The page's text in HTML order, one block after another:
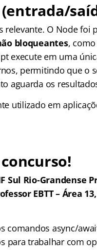
relevante. O Node foi
bloqueantes, como
execute em uma
permitindo que o
aguarda os
utilizado em
Sul Rio-Grandense
EBTT – Área 13,
comandos async/
para trabalhar com